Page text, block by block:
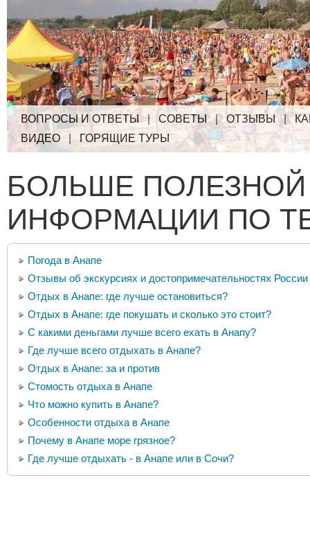
ВОПРОСЫ И ОТВЕТЫ | СОВЕТЫ | ОТЗЫВЫ|
ВИДЕО
ГОРЯЩИЕ ТУРЫ
БОЛЬШЕ ПОЛЕЗНОЙ
ИНФОРМАЦИИ ПО
Погода в Анапе
Отзывы об экскурсиях и достопримечательностях России
Отдых в Анапе: где лучше остановиться?
Отдых в Анапе: где покушать и сколько это стоит?
С какими деньгами лучше всего ехать в Анапу?
Где лучше всего отдыхать в Анапе?
Отдых в Анапе: за и против
Стомость отдыха в Анапе
Что можно купить в Анапе?
Особенности отдыха в Анапе
Почему в Анапе море грязное?
Где лучше отдыхать - в Анапе или в Сочи?